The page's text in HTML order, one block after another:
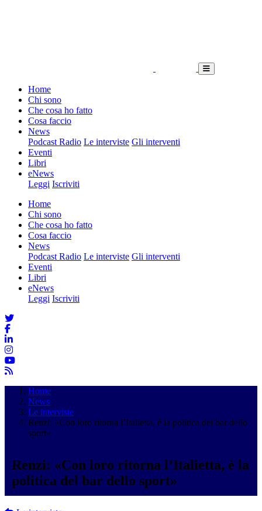
Home
Chi sono
Che cosa ho fatto
Cosa faccio
News
Podcast Radio Le interviste Gli interventi
Eventi
Libri
eNews
Leggi Iscriviti
Home
Chi sono
Che cosa ho fatto
Cosa faccio
News
Podcast Radio Le interviste Gli interventi
Eventi
Libri
eNews
Leggi Iscriviti
Home
News
Le interviste
Renzi: «Con loro ritorna l’Italietta, è la politica del bar dello
sport»
Renzi: «Con loro ritorna l’Italietta, è la
politica del bar dello sport»